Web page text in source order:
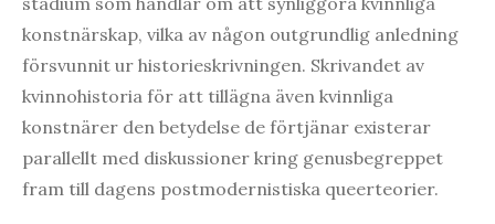
konstnärskap, vilka av någon outgrundlig anledning
försvunnit ur historieskrivningen. Skrivandet av
kvinnohistoria för att tillägna även kvinnliga
konstnärer den betydelse de förtjänar existerar
parallellt med diskussioner kring genusbegreppet
fram till dagens postmodernistiska queerteorier.